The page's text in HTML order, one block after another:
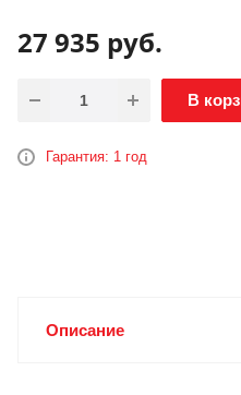
27 935 руб.
В
Гарантия: 1 год
Описание